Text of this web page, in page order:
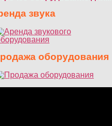
звука
оборудования